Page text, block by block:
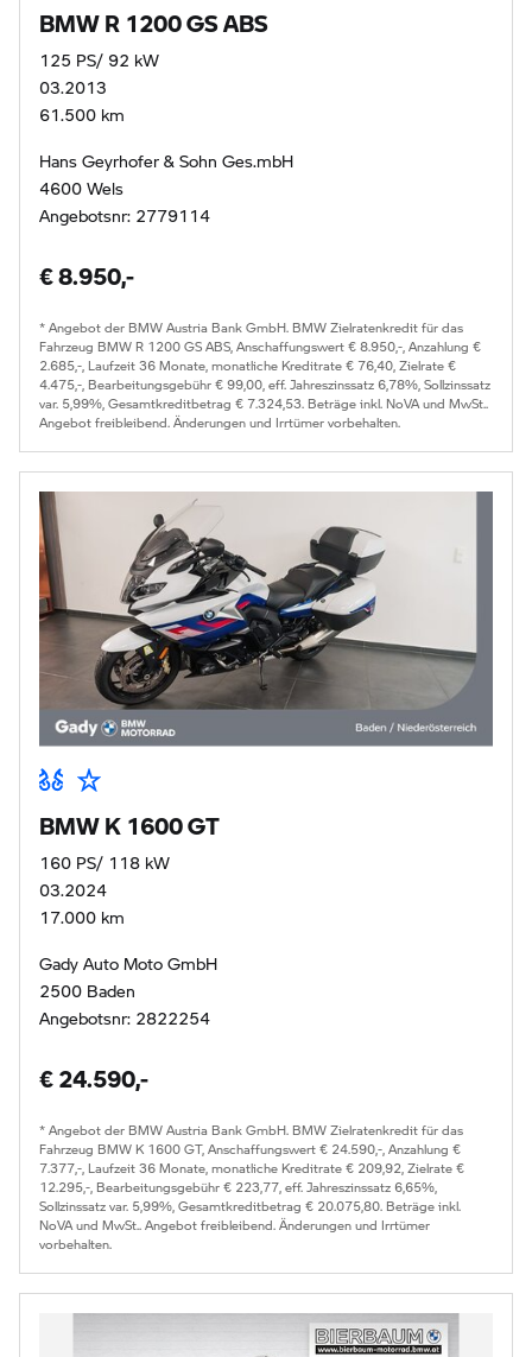
BMW R 1200 GS ABS
125 PS/ 92 kW
03.2013
61.500 km
Hans Geyrhofer & Sohn Ges.mbH
4600 Wels
Angebotsnr: 2779114
€ 8.950,-
* Angebot der BMW Austria Bank GmbH. BMW Zielratenkredit für das
Fahrzeug BMW R 1200 GS ABS, Anschaffungswert € 8.950,-, Anzahlung €
2.685,-, Laufzeit 36 Monate, monatliche Kreditrate € 76,40, Zielrate €
4.475,-, Bearbeitungsgebühr € 99,00, eff. Jahreszinssatz 6,78%, Sollzinssatz
var. 5,99%, Gesamtkreditbetrag € 7.324,53. Beträge inkl. NoVA und MwSt..
Angebot freibleibend. Änderungen und Irrtümer vorbehalten.
BMW K 1600 GT
160 PS/ 118 kW
03.2024
17.000 km
Gady Auto Moto GmbH
2500 Baden
Angebotsnr: 2822254
€ 24.590,-
* Angebot der BMW Austria Bank GmbH. BMW Zielratenkredit für das
Fahrzeug BMW K 1600 GT, Anschaffungswert € 24.590,-, Anzahlung €
7.377,-, Laufzeit 36 Monate, monatliche Kreditrate € 209,92, Zielrate €
12.295,-, Bearbeitungsgebühr € 223,77, eff. Jahreszinssatz 6,65%,
Sollzinssatz var. 5,99%, Gesamtkreditbetrag € 20.075,80. Beträge inkl.
NoVA und MwSt.. Angebot freibleibend. Änderungen und Irrtümer
vorbehalten.